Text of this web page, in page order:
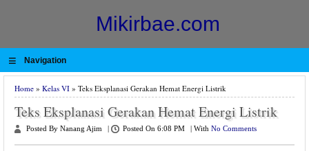
Mikirbae.com
≡ Navigation
Home » Kelas VI » Teks Eksplanasi Gerakan Hemat Energi Listrik
Teks Eksplanasi Gerakan Hemat Energi Listrik
Posted By Nanang Ajim Posted On 6:08 PM With No Comments